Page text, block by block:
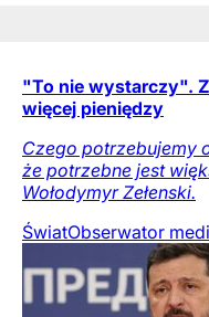
"To nie wystarczy".
więcej pieniędzy
Czego potrzebujemy
że potrzebne jest
Wołodymyr Zełenski.
ŚwiatObserwator